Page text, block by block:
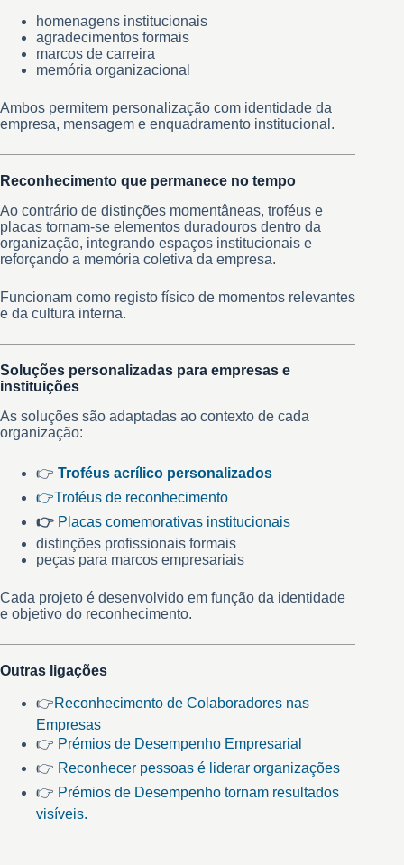
homenagens institucionais
agradecimentos formais
marcos de carreira
memória organizacional
Ambos permitem personalização com identidade da
empresa, mensagem e enquadramento institucional.
Reconhecimento que permanece no tempo
Ao contrário de distinções momentâneas, troféus e
placas tornam-se elementos duradouros dentro da
organização, integrando espaços institucionais e
reforçando a memória coletiva da empresa.
Funcionam como registo físico de momentos relevantes
e da cultura interna.
Soluções personalizadas para empresas e
instituições
As soluções são adaptadas ao contexto de cada
organização:
👉 Troféus acrílico personalizados
👉Troféus de reconhecimento
👉 Placas comemorativas institucionais
distinções profissionais formais
peças para marcos empresariais
Cada projeto é desenvolvido em função da identidade
e objetivo do reconhecimento.
Outras ligações
👉Reconhecimento de Colaboradores nas
Empresas
👉 Prémios de Desempenho Empresarial
👉 Reconhecer pessoas é liderar organizações
👉 Prémios de Desempenho tornam resultados
visíveis.